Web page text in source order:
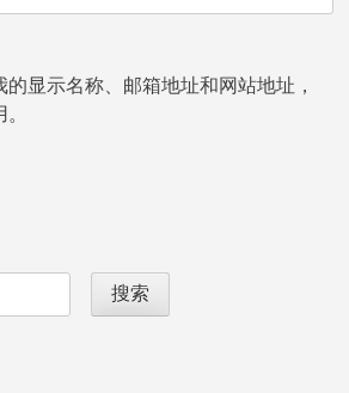
显示名称、邮箱地址和网站地址，
搜索